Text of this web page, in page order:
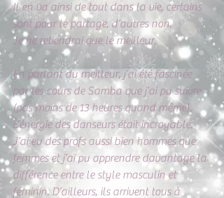
Il en va ainsi de tout dans la vie, certains
sont pour le partage, d’autres non.
Je ne retiendrai que le meilleur.
En parlant du meilleur, j’ai été fascinée
par les cours de Samba que j’ai pu suivre
(pas moins de 13 heures quand même).
L’énergie des danseurs était incroyable.
J’ai eu des profs aussi bien hommes que
femmes et j’ai pu apprendre davantage la
différence entre le style masculin et
féminin. D’ailleurs, ils arrivent tous à